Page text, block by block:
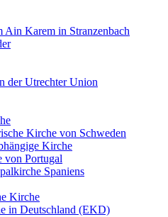
Ain Karem in Stranzenbach
der Utrechter Union
Kirche von Schweden
Kirche
von Portugal
Spaniens
Kirche
in Deutschland (EKD)